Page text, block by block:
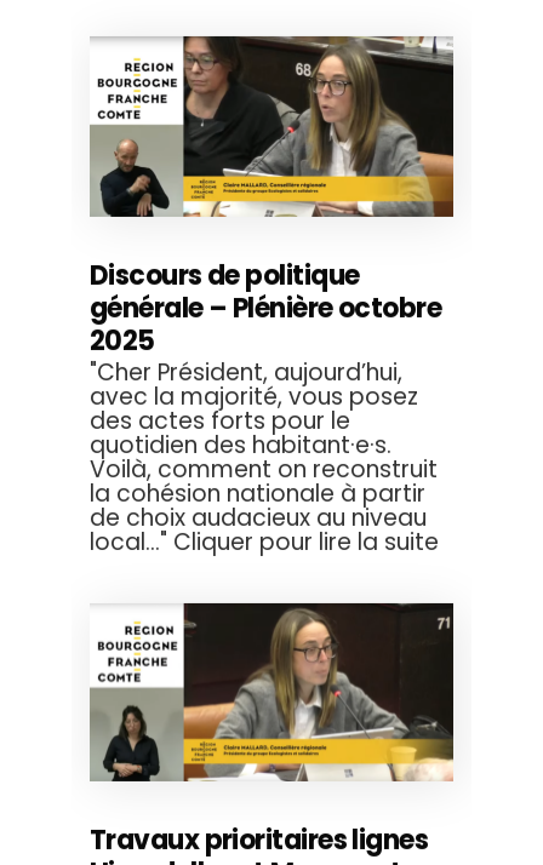
Discours de politique
générale – Plénière octobre
2025
"Cher Président, aujourd’hui,
avec la majorité, vous posez
des actes forts pour le
quotidien des habitant·e·s.
Voilà, comment on reconstruit
la cohésion nationale à partir
de choix audacieux au niveau
local..." Cliquer pour lire la suite
Travaux prioritaires lignes